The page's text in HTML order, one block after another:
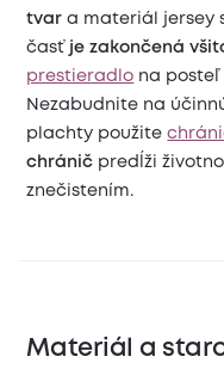
tvara materiál jersey
časť je zakončená
prestieradlo na posteľ
Nezabudnite na
plachty použite
chránič predĺži
znečistením.
Materiál a